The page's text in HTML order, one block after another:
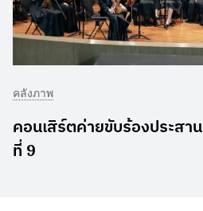
คลังภาพ
คอนเสิร์ตค่ายขับร้องประสา
ที่ 9